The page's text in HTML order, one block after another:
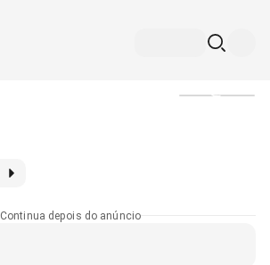
Continua depois do anúncio